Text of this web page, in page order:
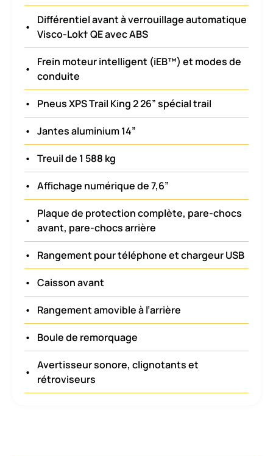
•
Différentiel avant à verrouillage automatique
Visco-Lok† QE avec ABS
•
Frein moteur intelligent (iEB™) et modes de
conduite
• Pneus XPS Trail King 2 26” spécial trail
• Jantes aluminium 14”
• Treuil de 1 588 kg
• Affichage numérique de 7,6”
•
Plaque de protection complète, pare-chocs
avant, pare-chocs arrière
• Rangement pour téléphone et chargeur USB
• Caisson avant
• Rangement amovible à l’arrière
• Boule de remorquage
•
Avertisseur sonore, clignotants et
rétroviseurs